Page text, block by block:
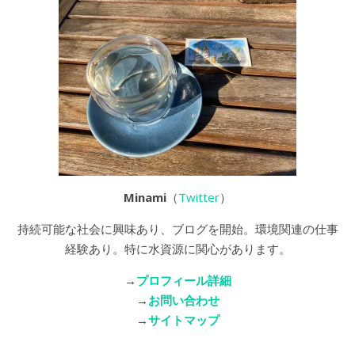
Minami （Twitter）
持続可能な社会に興味あり、ブログを開始。環境関連の仕事
経験あり。特に水資源に関心があります。
→ プロフィール詳細
→ お問い合わせ
→サイトマップ